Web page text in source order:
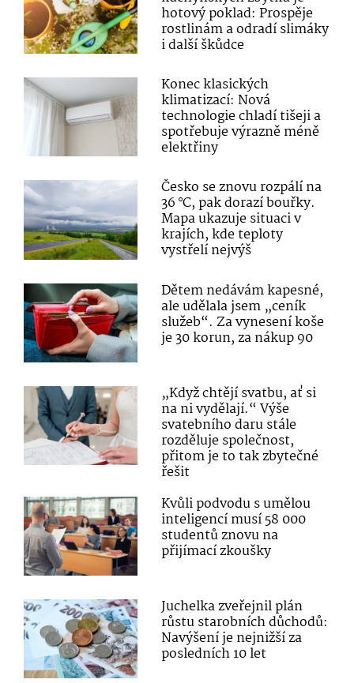
hotový poklad: Prospěje
rostlinám a odradí slimáky
i další škůdce
Konec klasických
klimatizací: Nová
technologie chladí tišeji a
spotřebuje výrazně méně
elektřiny
Česko se znovu rozpálí na
36 °C, pak dorazí bouřky.
Mapa ukazuje situaci v
krajích, kde teploty
vystřelí nejvýš
Dětem nedávám kapesné,
ale udělala jsem „ceník
služeb“. Za vynesení koše
je 30 korun, za nákup 90
„Když chtějí svatbu, ať si
na ni vydělají.“ Výše
svatebního daru stále
rozděluje společnost,
přitom je to tak zbytečné
řešit
Kvůli podvodu s umělou
inteligencí musí 58 000
studentů znovu na
přijímací zkoušky
Juchelka zveřejnil plán
růstu starobních důchodů:
Navýšení je nejnižší za
posledních 10 let